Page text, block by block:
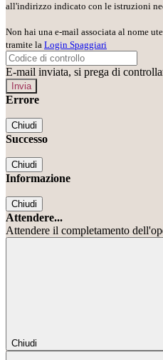
all'indirizzo indicato con le istruzioni
Non hai una e-mail associata al nome
tramite la Login Spaggiari
E-mail inviata, si prega di
Errore
Chiudi
Successo
Chiudi
Informazione
Chiudi
Attendere...
Attendere il completamento
Chiudi